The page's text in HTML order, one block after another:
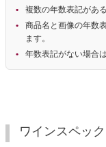
複数の年数表記があ
商品名と画像の年数
ます。
年数表記がない場合は
ワインスペック